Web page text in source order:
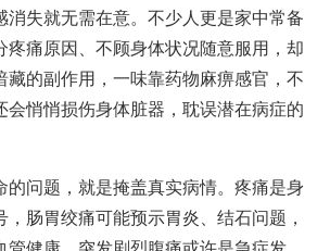
消失就无需在意。不少人更是家中常备
疼痛原因、不顾身体状况随意服用，却
藏的副作用，一味靠药物麻痹感官，不
会悄悄损伤身体脏器，耽误潜在病症的
的问题，就是掩盖真实病情。疼痛是身
肠胃绞痛可能预示胃炎、结石问题，